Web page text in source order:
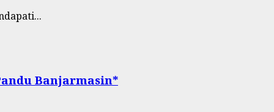
Banjarmasin*